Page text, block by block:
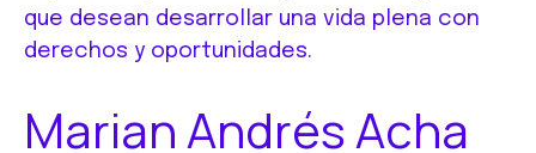
que desean desarrollar una vida plena con
derechos y oportunidades.
Marian Andrés Acha